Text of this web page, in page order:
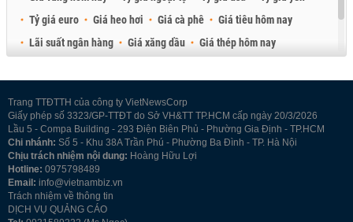
Tỷ giá euro
Giá heo hơi Giá cà phê
Giá tiêu hôm nay
Lãi suất ngân hàng
Giá xăng dầu
Giá thép hôm nay
Trang TTĐTTH của công ty VietNewsCorp
Giấy phép số 3323/GP-TTĐT do Sở VH&TT TP.HCM cấp ngày 20/3/2026
Lầu 5 - Compa Building - 293 Điện Biên Phủ - Phường Gia Định - TP.HCM
Chi nhánh: Số 5 - Khu 38A Trần Phú - Phường Ba Đình - TP. Hà Nội
Chịu trách nhiệm nội dung: Hoàng Hữu Lợi
Hotline: 0975798489
Email: info@vietnambiz.vn
Trách nhiệm về thông tin
DỊCH VỤ QUẢNG CÁO